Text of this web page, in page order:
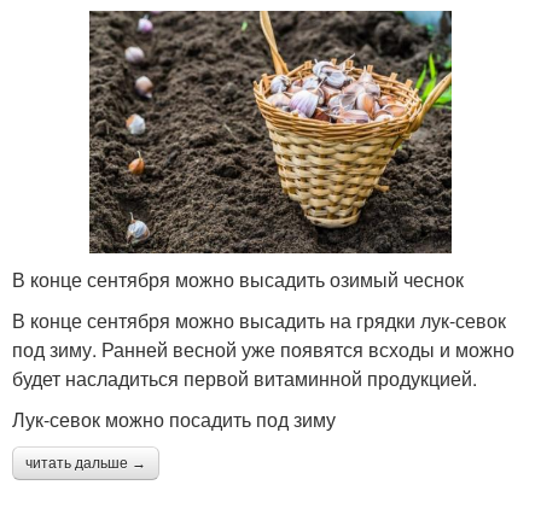
В конце сентября можно высадить озимый чеснок
В конце сентября можно высадить на грядки лук-севок
под зиму. Ранней весной уже появятся всходы и можно
будет насладиться первой витаминной продукцией.
Лук-севок можно посадить под зиму
читать дальше →